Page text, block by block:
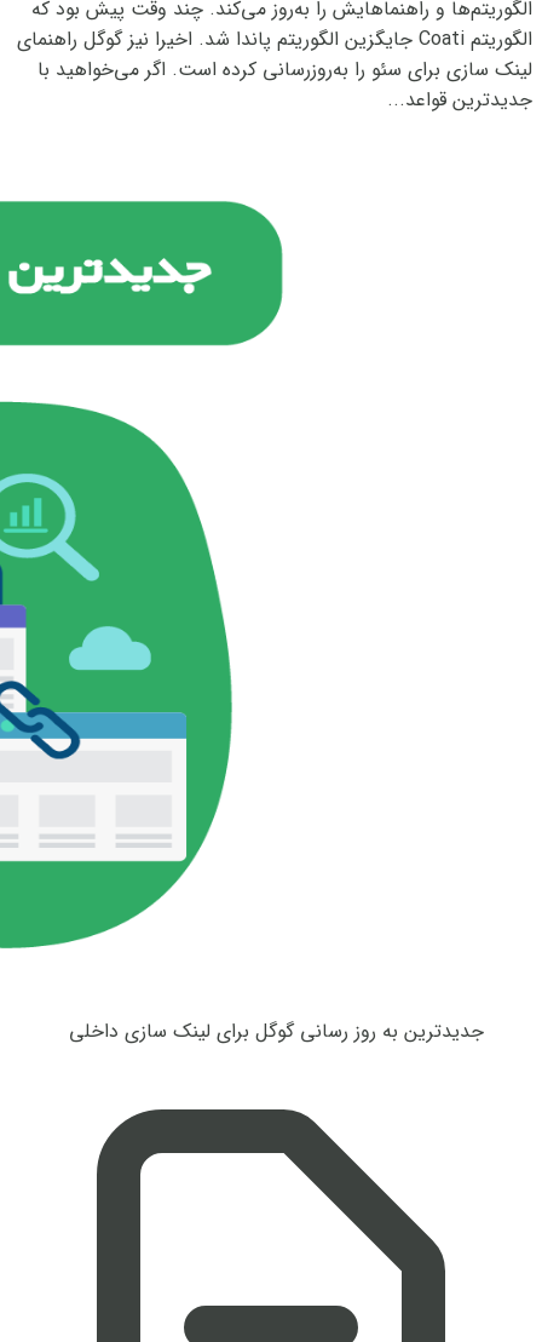
الگوریتم‌ها و راهنماهایش را به‌روز می‌کند. چند وقت پیش بود که
الگوریتم Coati جایگزین الگوریتم پاندا شد. اخیرا نیز گوگل راهنمای
لینک سازی برای سئو را به‌روز‌رسانی کرده است. اگر می‌خواهید با
جدیدترین قواعد...
جدیدترین به روز رسانی گوگل برای لینک سازی داخلی